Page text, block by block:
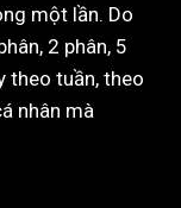
một lần. Do
2 phân, 5
theo tuần, theo
nhân mà